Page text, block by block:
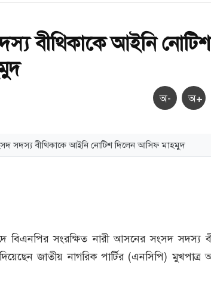
বীথিকাকে আইনি নোটিশ
অ- অ+